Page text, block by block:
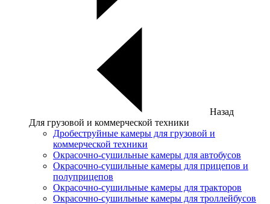
Назад
Для грузовой и коммерческой техники
Дробеструйные камеры для грузовой и
коммерческой техники
Окрасочно-сушильные камеры для автобусов
Окрасочно-сушильные камеры для прицепов и
полуприцепов
Окрасочно-сушильные камеры для тракторов
Окрасочно-сушильные камеры для троллейбусов